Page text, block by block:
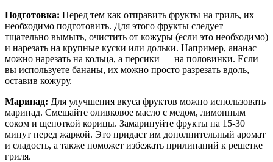
Подготовка: Перед тем как отправить фрукты на гриль, их
необходимо подготовить. Для этого фрукты следует
тщательно вымыть, очистить от кожуры (если это необходимо)
и нарезать на крупные куски или дольки. Например, ананас
можно нарезать на кольца, а персики — на половинки. Если
вы используете бананы, их можно просто разрезать вдоль,
оставив кожуру.
Маринад: Для улучшения вкуса фруктов можно использовать
маринад. Смешайте оливковое масло с медом, лимонным
соком и щепоткой корицы. Замаринуйте фрукты на 15-30
минут перед жаркой. Это придаст им дополнительный аромат
и сладость, а также поможет избежать прилипаний к решетке
гриля.